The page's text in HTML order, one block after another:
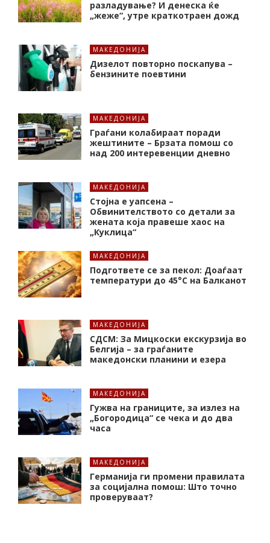
разладување? И денеска ќе
„жеже“, утре краткотраен дожд
МАКЕДОНИЈА
Дизелот повторно поскапува –
бензините поевтини
МАКЕДОНИЈА
Граѓани колабираат поради
жештините – Брзата помош со
над 200 интеревенции дневно
МАКЕДОНИЈА
Стојна е уапсена –
Обвинителството со детали за
жената која правеше хаос на
„Куклица“
МАКЕДОНИЈА
Подгответе се за пекол: Доаѓаат
температури до 45°C на Балканот
МАКЕДОНИЈА
СДСМ: За Мицкоски екскурзија во
Белгија – за граѓаните
македонски планини и езера
МАКЕДОНИЈА
Гужва на границите, за излез на
„Богородица“ се чека и до два
часа
МАКЕДОНИЈА
Германија ги промени правилата
за социјална помош: Што точно
проверуваат?